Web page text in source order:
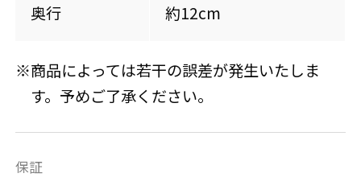
奥行 約12cm
※商品によっては若干の誤差が発生いたしま
す。予めご了承ください。
保証